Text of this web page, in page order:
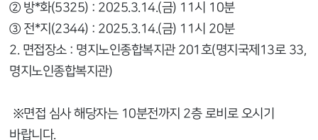
② 방*화(5325) : 2025.3.14.(금) 11시 10분
③ 전*지(2344) : 2025.3.14.(금) 11시 20분
2. 면접장소 : 명지노인종합복지관 201호(명지국제13로 33,
명지노인종합복지관)
※면접 심사 해당자는 10분전까지 2층 로비로 오시기
바랍니다.